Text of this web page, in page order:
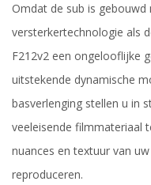
Omdat de sub is
versterkertechnologie als
F212v2 een ongelooflijke
uitstekende dynamische
basverlenging stellen u in
veeleisende filmmateriaal
nuances en textuur van
reproduceren.